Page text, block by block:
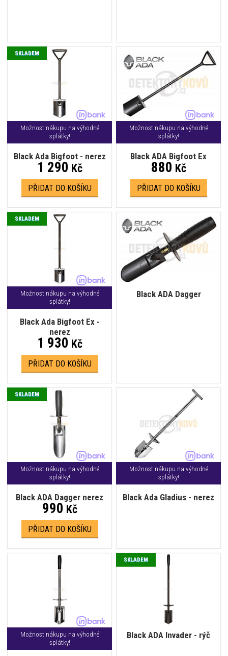
Možnost nákupu na výhodné
splátky!
Black Ada Bigfoot - nerez
SKLADEM
1 290 Kč
PŘIDAT DO KOŠÍKU
Možnost nákupu na výhodné
splátky!
Black ADA Bigfoot Ex
880 Kč
PŘIDAT DO KOŠÍKU
Možnost nákupu na výhodné
splátky!
Black Ada Bigfoot Ex -
nerez
SKLADEM
1 930 Kč
PŘIDAT DO KOŠÍKU
Black ADA Dagger
Možnost nákupu na výhodné
splátky!
Black ADA Dagger nerez
SKLADEM
990 Kč
PŘIDAT DO KOŠÍKU
Možnost nákupu na výhodné
splátky!
Black Ada Gladius - nerez
Možnost nákupu na výhodné
splátky!
Black ADA Invader - rýč
SKLADEM